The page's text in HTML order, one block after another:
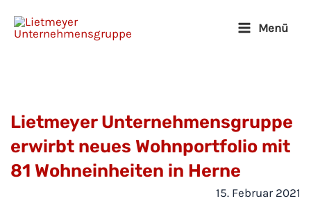
Inhalt
Menü
Lietmeyer Unternehmensgruppe
erwirbt neues Wohnportfolio mit
81 Wohneinheiten in Herne
15. Februar 2021